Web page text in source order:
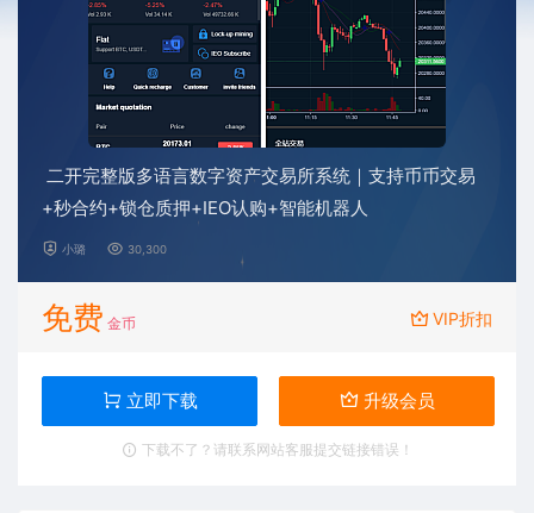
二开完整版多语言数字资产交易所系统｜支持币币交易
+秒合约+锁仓质押+IEO认购+智能机器人
小璐 30,300
免费 金币 VIP折扣
立即下载 升级会员
下载不了？请联系网站客服提交链接错误！